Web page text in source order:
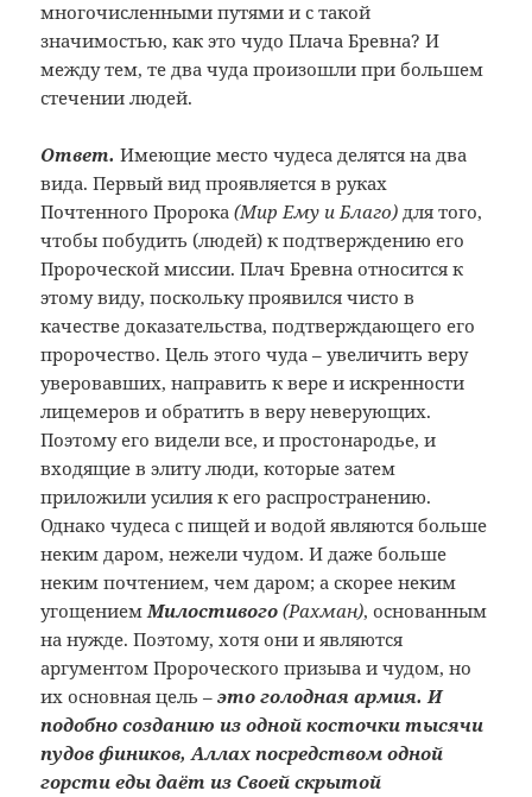
многочисленными путями и с такой
значимостью, как это чудо Плача Бревна? И
между тем, те два чуда произошли при большем
стечении людей.
Ответ. Имеющие место чудеса делятся на два
вида. Первый вид проявляется в руках
Почтенного Пророка(Мир Ему и Благо) для того,
чтобы побудить (людей) к подтверждению его
Пророческой миссии. Плач Бревна относится к
этому виду, поскольку проявился чисто в
качестве доказательства, подтверждающего его
пророчество. Цель этого чуда – увеличить веру
уверовавших, направить к вере и искренности
лицемеров и обратить в веру неверующих.
Поэтому его видели все, и простонародье, и
входящие в элиту люди, которые затем
приложили усилия к его распространению.
Однако чудеса с пищей и водой являются больше
неким даром, нежели чудом. И даже больше
неким почтением, чем даром; а скорее неким
угощениемМилостивого (Рахман), основанным
на нужде. Поэтому, хотя они и являются
аргументом Пророческого призыва и чудом, но
их основная цель –это голодная армия. И
подобно созданию из одной косточки тысячи
пудов фиников, Аллах посредством одной
горсти еды даёт из Своей скрытой